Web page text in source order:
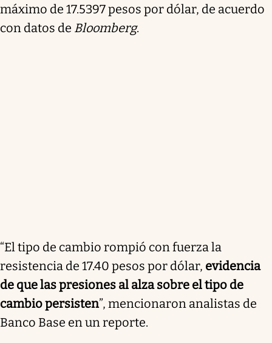
máximo de 17.5397 pesos por dólar, de acuerdo
con datos de Bloomberg.
“El tipo de cambio rompió con fuerza la
resistencia de 17.40 pesos por dólar, evidencia
de que las presiones al alza sobre el tipo de
cambio persisten”, mencionaron analistas de
Banco Base en un reporte.